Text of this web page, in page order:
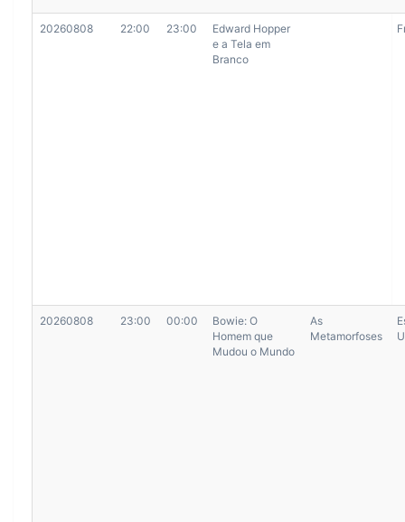
20260808 22:00 23:00
Edward Hopper
e a Tela em
Branco
20260808 23:00 00:00
Bowie: O
Homem que
Mudou o Mundo
As
Metamorfoses